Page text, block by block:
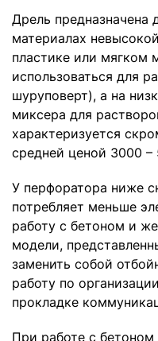
Дрель предназначена
материалах
пластике или мягком
использоваться для
шуруповерт), а на
миксера для
характеризуется
средней ценой 3000 –
У перфоратора ниже
потребляет меньше
работу с бетоном и
модели,
заменить собой
работу по
прокладке
При работе с